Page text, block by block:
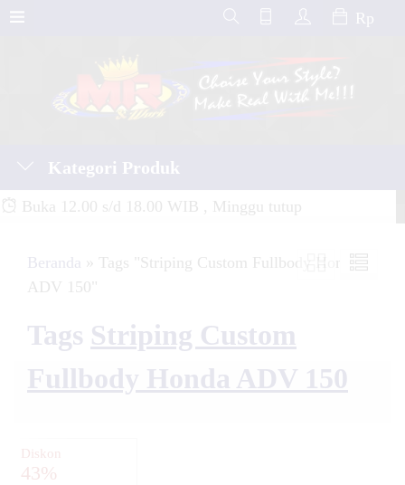
Rp
Kategori Produk
Buka 12.00 s/d 18.00 WIB , Minggu tutup
Beranda » Tags "Striping Custom Fullbody Honda
ADV 150"
Tags Striping Custom
Fullbody Honda ADV 150
Diskon
43%